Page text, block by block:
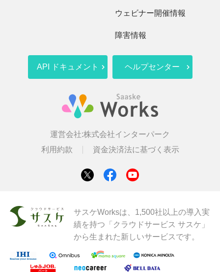
ウェビナー開催情報
障害情報
API ドキュメント ヘルプセンター
運営会社:株式会社インターパーク
利用約款
資金決済法に基づく表示
サスケWorksは、1,500社以上の導入実
績を持つ「クラウドサービス サスケ」
から生まれた新しいサービスです。